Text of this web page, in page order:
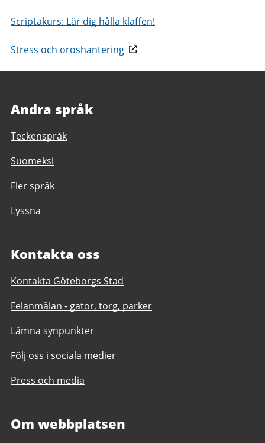
Scriptakurs: Lär dig hålla klaffen!
Stress och oroshantering
Andra språk
Teckenspråk
Suomeksi
Fler språk
Lyssna
Kontakta oss
Kontakta Göteborgs Stad
Felanmälan - gator, torg, parker
Lämna synpunkter
Följ oss i sociala medier
Press och media
Om webbplatsen